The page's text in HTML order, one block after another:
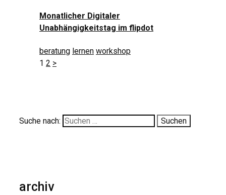
Monatlicher Digitaler
Unabhängigkeitstag im flipdot
beratung lernen workshop
1 2 >
Suche nach:
archiv